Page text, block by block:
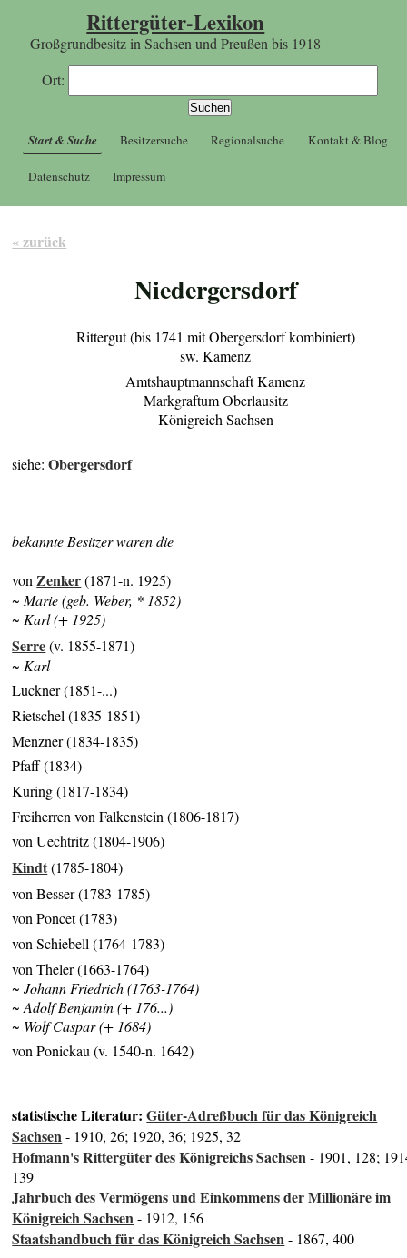
Rittergüter-Lexikon
Großgrundbesitz in Sachsen und Preußen bis 1918
Ort:
Start & Suche Besitzersuche Regionalsuche Kontakt & Blog
Datenschutz Impressum
« zurück
Niedergersdorf
Rittergut (bis 1741 mit Obergersdorf kombiniert)
sw. Kamenz
Amtshauptmannschaft Kamenz
Markgraftum Oberlausitz
Königreich Sachsen
siehe:Obergersdorf
bekannte Besitzer waren die
von Zenker(1871-n. 1925)
~ Marie (geb. Weber, * 1852)
~ Karl (+ 1925)
Serre(v. 1855-1871)
~ Karl
Luckner (1851-...)
Rietschel (1835-1851)
Menzner (1834-1835)
Pfaff (1834)
Kuring (1817-1834)
Freiherren von Falkenstein (1806-1817)
von Uechtritz (1804-1906)
Kindt(1785-1804)
von Besser (1783-1785)
von Poncet (1783)
von Schiebell (1764-1783)
von Theler (1663-1764)
~ Johann Friedrich (1763-1764)
~ Adolf Benjamin (+ 176...)
~ Wolf Caspar (+ 1684)
von Ponickau (v. 1540-n. 1642)
statistische Literatur:Güter-Adreßbuch für das Königreich
Sachsen- 1910, 26; 1920, 36; 1925, 32
Hofmann's Rittergüter des Königreichs Sachsen- 1901, 128;
139
Jahrbuch des Vermögens und Einkommens der Millionäre im
Königreich Sachsen- 1912, 156
Staatshandbuch für das Königreich Sachsen- 1867, 400